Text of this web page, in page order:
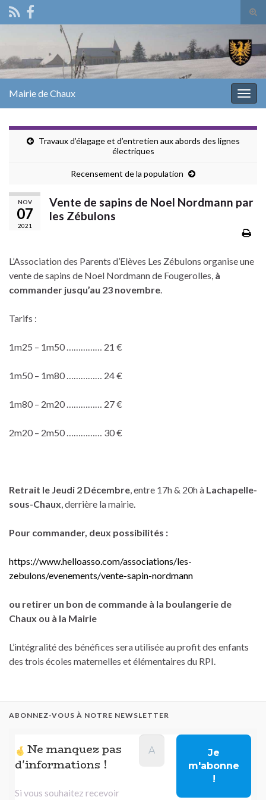
Search for:
Mairie de Chaux
Travaux d’élagage et d’entretien aux abords des lignes
électriques
Recensement de la population
NOV
07
2021
Vente de sapins de Noel Nordmann par
les Zébulons
L’Association des Parents d’Elèves Les Zébulons organise une
vente de sapins de Noel Nordmann de Fougerolles, à
commander jusqu’au 23 novembre
Tarifs :
1m25 – 1m50 …………… 21 €
1m50 – 1m80 …………… 24 €
1m80 – 2m20 …………… 27 €
2m20 – 2m50 …………… 30 €
Retrait le Jeudi 2 Décembre , entre 17h & 20h à Lachapelle-
sous-Chaux , derrière la mairie.
Pour commander, deux possibilités :
https://www.helloasso.com/associations/les-
zebulons/evenements/vente-sapin-nordmann
ou retirer un bon de commande à la boulangerie de
Chaux ou à la Mairie
L’intégralité des bénéfices sera utilisée au profit des enfants
des trois écoles maternelles et élémentaires du RPI.
ABONNEZ-VOUS À NOTRE NEWSLETTER
Ne manquez pas
d'informations !
Si vous souhaitez recevoir